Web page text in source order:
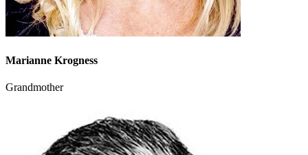
Marianne Krogness
Grandmother